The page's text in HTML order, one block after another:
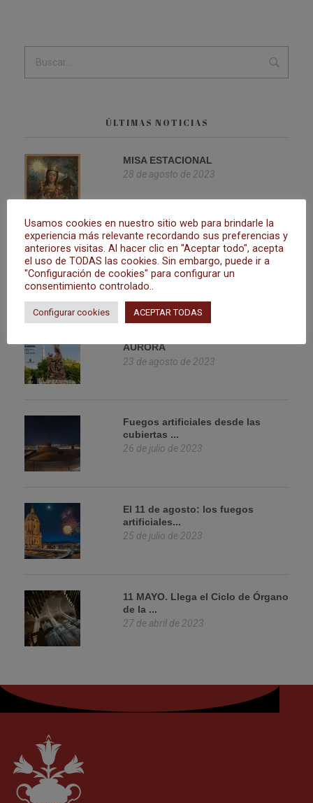
ÚLTIMAS NOTICIAS
MISA ESTACIONAL
28 de agosto de 2023
SOLEMNE NOVENA
23 de agosto de 2023
AURORA
23 de agosto de 2023
Fuegos artificiales desde las
cubiertas ...
26 de julio de 2023
El 11 de agosto: los fuegos
artificiales...
25 de julio de 2023
11 MAYO. Llega el Ciclo de Órgano
de la ...
27 de abril de 2023
Usamos cookies en nuestro sitio web para brindarle la
experiencia más relevante recordando sus preferencias y
anteriores visitas. Al hacer clic en "Aceptar todo", acepta
el uso de TODAS las cookies. Sin embargo, puede ir a
"Configuración de cookies" para configurar un
consentimiento controlado..
Configurar cookies ACEPTAR TODAS